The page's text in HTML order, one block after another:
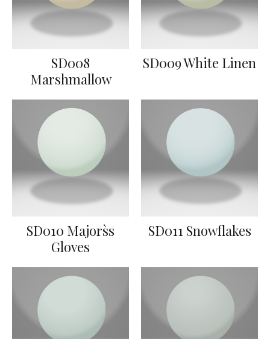
SD008
Marshmallow
SD009 White Linen
SD010 Majors`s
Gloves
SD011 Snowflakes